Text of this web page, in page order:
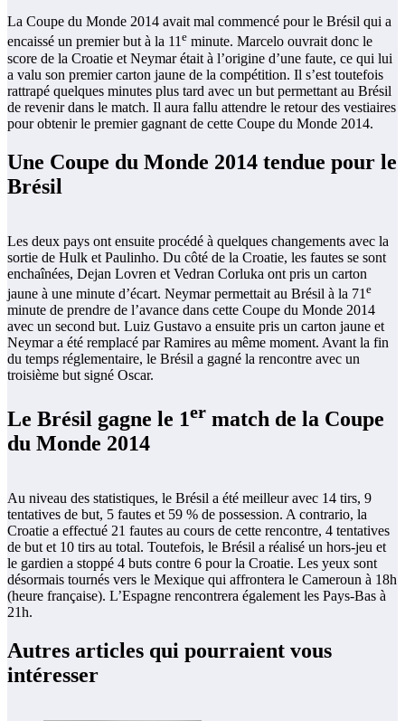
La Coupe du Monde 2014 avait mal commencé pour le Brésil qui a
encaissé un premier but à la 11e minute. Marcelo ouvrait donc le
score de la Croatie et Neymar était à l’origine d’une faute, ce qui lui
a valu son premier carton jaune de la compétition. Il s’est toutefois
rattrapé quelques minutes plus tard avec un but permettant au Brésil
de revenir dans le match. Il aura fallu attendre le retour des vestiaires
pour obtenir le premier gagnant de cette Coupe du Monde 2014.
Une Coupe du Monde 2014 tendue pour le
Brésil
Les deux pays ont ensuite procédé à quelques changements avec la
sortie de Hulk et Paulinho. Du côté de la Croatie, les fautes se sont
enchaînées, Dejan Lovren et Vedran Corluka ont pris un carton
jaune à une minute d’écart. Neymar permettait au Brésil à la 71 e
minute de prendre de l’avance dans cette Coupe du Monde 2014
avec un second but. Luiz Gustavo a ensuite pris un carton jaune et
Neymar a été remplacé par Ramires au même moment. Avant la fin
du temps réglementaire, le Brésil a gagné la rencontre avec un
troisième but signé Oscar.
Le Brésil gagne le 1er match de la Coupe
du Monde 2014
Au niveau des statistiques, le Brésil a été meilleur avec 14 tirs, 9
tentatives de but, 5 fautes et 59 % de possession. A contrario, la
Croatie a effectué 21 fautes au cours de cette rencontre, 4 tentatives
de but et 10 tirs au total. Toutefois, le Brésil a réalisé un hors-jeu et
le gardien a stoppé 4 buts contre 6 pour la Croatie. Les yeux sont
désormais tournés vers le Mexique qui affrontera le Cameroun à 18h
(heure française). L’Espagne rencontrera également les Pays-Bas à
21h.
Autres articles qui pourraient vous
intéresser